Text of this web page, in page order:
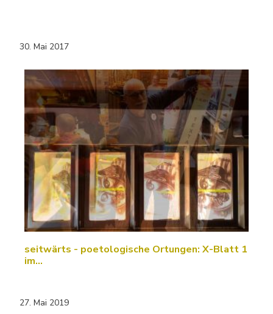
30. Mai 2017
seitwärts - poetologische Ortungen: X-Blatt 1
im…
27. Mai 2019